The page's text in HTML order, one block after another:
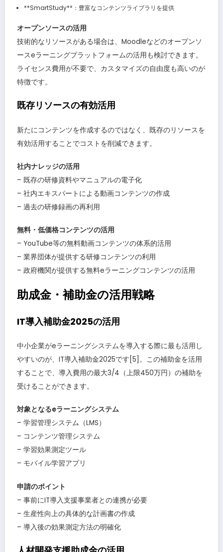
**SmartStudy**：豊富なコンテンツライブラリを提供
オープンソースの活用
技術的なリソースがある場合は、Moodleなどのオープンソ
ースeラーニングプラットフォームの活用も検討できます。
ライセンス費用が不要で、カスタマイズの自由度も高いのが
特徴です。
既存リソースの有効活用
新たにコンテンツを作成するのではなく、既存のリソースを
有効活用することでコストを削減できます。
社内ナレッジの活用
– 既存の研修資料やマニュアルの電子化
– 社内エキスパートによる動画コンテンツの作成
– 過去の研修録画の再利用
無料・低価格コンテンツの活用
– YouTube等の無料動画コンテンツの体系的活用
– 業界団体が提供する研修コンテンツの利用
– 政府機関が提供する無料eラーニングコンテンツの活用
助成金・補助金の活用戦略
IT導入補助金2025の活用
中小企業がeラーニングシステムを導入する際に最も活用し
やすいのが、IT導入補助金2025です[5]。この補助金を活用
することで、導入費用の最大3/4（上限450万円）の補助を
受けることができます。
対象となるeラーニングシステム
– 学習管理システム（LMS）
– コンテンツ管理システム
– 学習効果測定ツール
– モバイル学習アプリ
申請のポイント
– 事前にIT導入支援事業者との連携が必要
– 生産性向上の具体的な計画書の作成
– 導入後の効果測定方法の明確化